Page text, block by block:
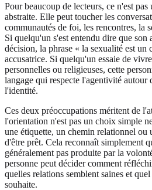
Pour beaucoup de lecteurs, ce n'est
abstraite. Elle peut toucher les
communautés de foi, les rencontres, la
Si quelqu'un s'est entendu dire que son
décision, la phrase « la sexualité est un
accusatrice. Si quelqu'un essaie de
personnelles ou religieuses, cette
langage qui respecte l'agentivité autour
l'identité.
Ces deux préoccupations méritent de
l'orientation n'est pas un choix simple
une étiquette, un chemin relationnel ou
d'être prêt. Cela reconnaît simplement
généralement pas produite par la
personne peut décider comment
quelles relations semblent saines et
souhaite.